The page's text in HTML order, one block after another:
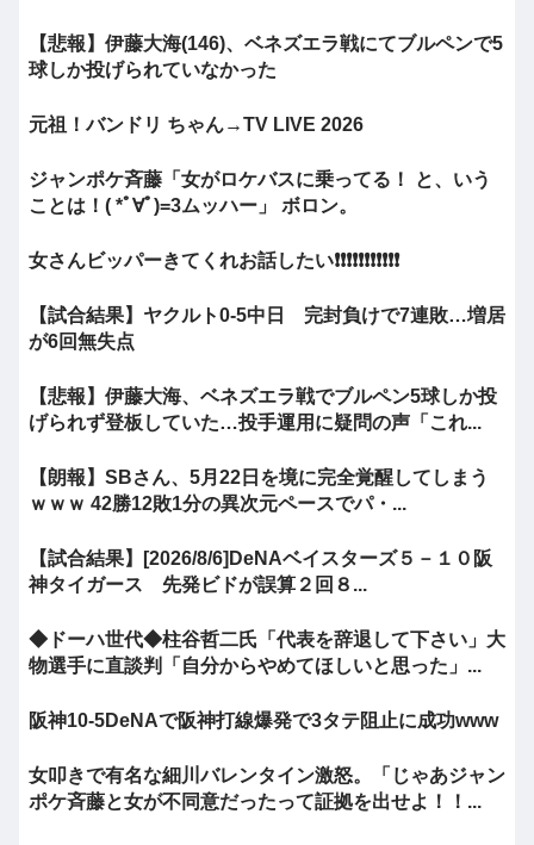
【悲報】伊藤大海(146)、ベネズエラ戦にてブルペンで5
球しか投げられていなかった
元祖！バンドリ ちゃん→TV LIVE 2026
ジャンポケ斉藤「女がロケバスに乗ってる！ と、いう
ことは！( *ﾟ∀ﾟ)=3ムッハー」 ボロン。
女さんビッパーきてくれお話したい❗❗❗❗❗❗❗❗❗❗❗
【試合結果】ヤクルト0-5中日 完封負けで7連敗…増居
が6回無失点
【悲報】伊藤大海、ベネズエラ戦でブルペン5球しか投
げられず登板していた…投手運用に疑問の声「これ...
【朗報】SBさん、5月22日を境に完全覚醒してしまう
ｗｗｗ 42勝12敗1分の異次元ペースでパ・...
【試合結果】[2026/8/6]DeNAベイスターズ５－１０阪
神タイガース 先発ビドが誤算２回８...
◆ドーハ世代◆柱谷哲二氏「代表を辞退して下さい」大
物選手に直談判「自分からやめてほしいと思った」...
阪神10-5DeNAで阪神打線爆発で3タテ阻止に成功www
女叩きで有名な細川バレンタイン激怒。「じゃあジャン
ポケ斉藤と女が不同意だったって証拠を出せよ！！...